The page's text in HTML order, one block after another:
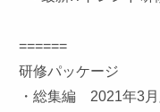
======
研修パッケージ
・総集編 2021年3